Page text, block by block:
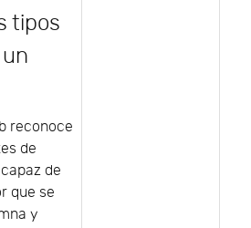
tipos
reconoce
de
de
que se
y